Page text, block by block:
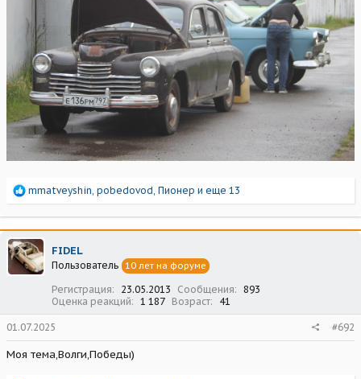
Р
а
к
ц
и
и
mmatveyshin pobedovod Пионер и еще 13
FIDEL
Пользователь 10 лет на форуме
Регистрация 23.05.2013 Сообщения
893
Оценка реакций
1 187 Возраст 41
01.07.2025 #692
Моя тема,Волги,Победы)